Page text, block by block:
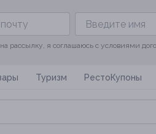
рассылку, я соглашаюсь с условиями
Туризм РестоКупоны